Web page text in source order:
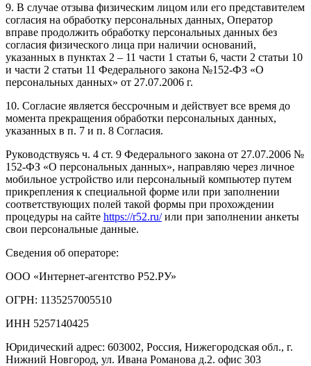
9. В случае отзыва физическим лицом или его представителем
согласия на обработку персональных данных, Оператор
вправе продолжить обработку персональных данных без
согласия физического лица при наличии оснований,
указанных в пунктах 2 – 11 части 1 статьи 6, части 2 статьи 10
и части 2 статьи 11 Федерального закона №152-ФЗ «О
персональных данных» от 27.07.2006 г.
10. Согласие является бессрочным и действует все время до
момента прекращения обработки персональных данных,
указанных в п. 7 и п. 8 Согласия.
Руководствуясь ч. 4 ст. 9 Федерального закона от 27.07.2006 №
152-ФЗ «О персональных данных», направляю через личное
мобильное устройство или персональный компьютер путем
прикрепления к специальной форме или при заполнении
соответствующих полей такой формы при прохождении
процедуры на сайте https://r52.ru/или при заполнении анкеты
свои персональные данные.
Сведения об операторе:
ООО «Интернет-агентство Р52.РУ»
ОГРН: 1135257005510
ИНН 5257140425
Юридический адрес: 603002, Россия, Нижегородская обл., г.
Нижний Новгород, ул. Ивана Романова д.2. офис 303